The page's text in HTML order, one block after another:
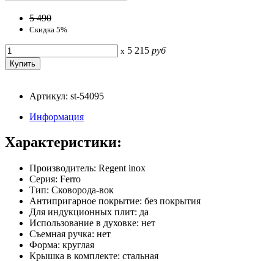
5 490
Скидка 5%
x 5 215 руб
Артикул: st-54095
Информация
Характеристики:
Производитель: Regent inox
Серия: Ferro
Тип: Сковорода-вок
Антипригарное покрытие: без покрытия
Для индукционных плит: да
Использование в духовке: нет
Съемная ручка: нет
Форма: круглая
Крышка в комплекте: стальная